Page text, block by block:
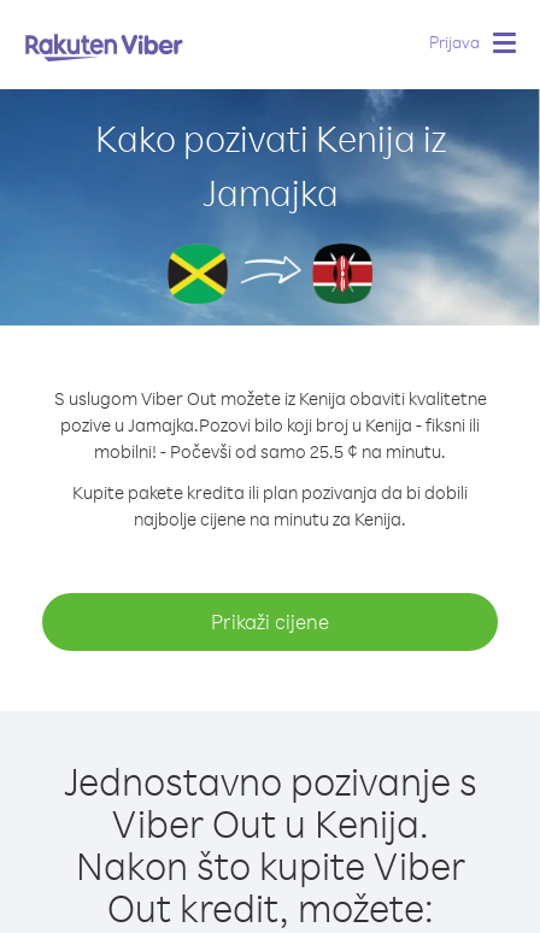
Prijava
Kako pozivati Kenija iz
Jamajka
S uslugom Viber Out možete iz Kenija obaviti kvalitetne
pozive u Jamajka.Pozovi bilo koji broj u Kenija - fiksni ili
mobilni! - Počevši od samo 25.5 ¢ na minutu.
Kupite pakete kredita ili plan pozivanja da bi dobili
najbolje cijene na minutu za Kenija.
Prikaži cijene
Jednostavno pozivanje s
Viber Out u Kenija.
Nakon što kupite Viber
Out kredit, možete: